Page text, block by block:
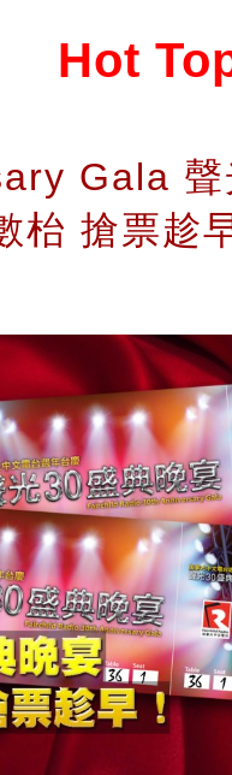
Hot
Gala 聲
枱 搶票趁